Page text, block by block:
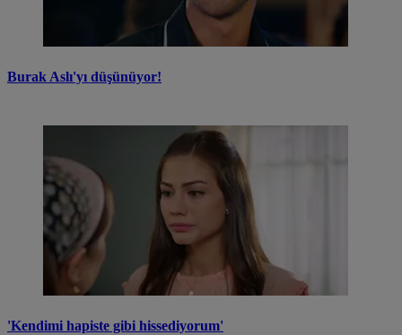
Burak Aslı'yı düşünüyor!
'Kendimi hapiste gibi hissediyorum'